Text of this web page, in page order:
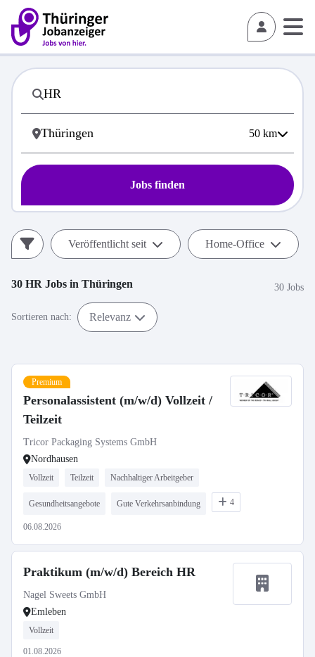
50 km
Jobs finden
Veröffentlicht seit Home-Office
30 HR Jobs in Thüringen 30 Jobs
Sortieren nach: Relevanz
Premium
Personalassistent (m/w/d) Vollzeit /
Teilzeit
Tricor Packaging Systems GmbH
Nordhausen
Vollzeit Teilzeit Nachhaltiger Arbeitgeber
Gesundheitsangebote Gute Verkehrsanbindung 4
06.08.2026
Praktikum (m/w/d) Bereich HR
Nagel Sweets GmbH
Emleben
Vollzeit
01.08.2026